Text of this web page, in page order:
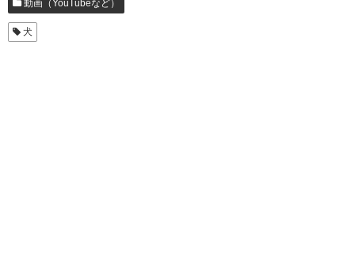
動画（YouTubeなど）
犬